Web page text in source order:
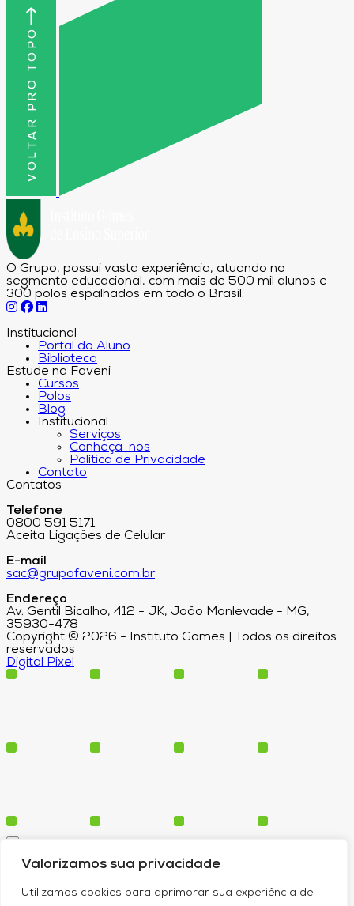
Valorizamos sua privacidade
Utilizamos cookies para aprimorar sua experiência de
VOLTAR PRO TOPO
O Grupo, possui vasta experiência, atuando no
segmento educacional, com mais de 500 mil alunos e
300 polos espalhados em todo o Brasil.
Institucional
Portal do Aluno
Biblioteca
Estude na Faveni
Cursos
Polos
Blog
Institucional
Serviços
Conheça-nos
Política de Privacidade
Contato
Contatos
Telefone
0800 591 5171
Aceita Ligações de Celular
E-mail
sac@grupofaveni.com.br
Endereço
Av. Gentil Bicalho, 412 - JK, João Monlevade - MG,
35930-478
Copyright © 2026 - Instituto Gomes | Todos os direitos
reservados
Digital Pixel
Cursos
Blog